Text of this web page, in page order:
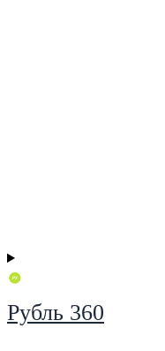
Рубль 360